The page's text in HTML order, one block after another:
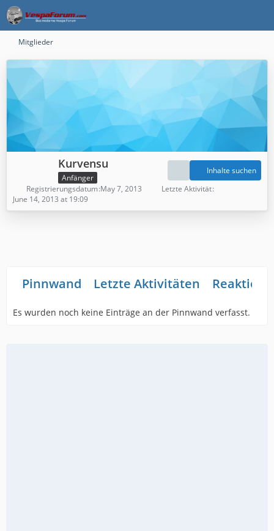
Mitglieder
Kurvensu
Anfänger
Inhalte suchen
Registrierungsdatum May 7, 2013
Letzte Aktivität
June 14, 2013 at 19:09
Pinnwand Letzte Aktivitäten
Es wurden noch keine Einträge an der Pinnwand verfasst.